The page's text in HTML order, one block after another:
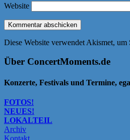
Website
Diese Website verwendet Akismet, um
Über ConcertMoments.de
Konzerte, Festivals und Termine,
FOTOS!
NEUES!
LOKALTEIL
Archiv
Kontakt